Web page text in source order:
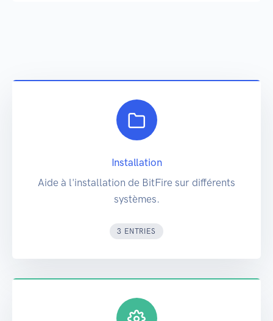
Installation
Aide à l'installation de BitFire sur différents
systèmes.
3 ENTRIES